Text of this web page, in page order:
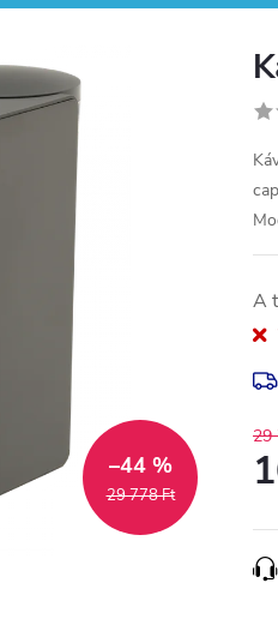
29 778 Ft
–44 %
A
29